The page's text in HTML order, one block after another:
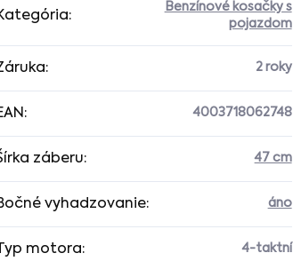
:
Benzínové kosačky s
pojazdom
: 2 roky
: 4003718062748
záberu: 47 cm
vyhadzovanie: áno
Typ motora: 4-taktní